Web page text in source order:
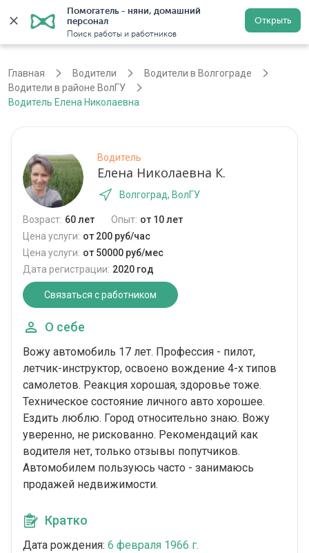
Помогатель - няни, домашний
персонал
Поиск работы и работников
Открыть
Волгоград Регистрация
Главная Водители
Водители в Волгограде
Водители в районе ВолГУ
Водитель Елена Николаевна
Водитель
Елена Николаевна К.
Волгоград, ВолГУ
Возраст: 60 лет Опыт: от 10 лет
Цена услуги: от 200 руб/час
Цена услуги: от 50000 руб/мес
Дата регистрации: 2020 год
Связаться с работником
О себе
Вожу автомобиль 17 лет. Профессия - пилот,
летчик-инструктор, освоено вождение 4-х типов
самолетов. Реакция хорошая, здоровье тоже.
Техническое состояние личного авто хорошее.
Ездить люблю. Город относительно знаю. Вожу
уверенно, не рискованно. Рекомендаций как
водителя нет, только отзывы попутчиков.
Автомобилем пользуюсь часто - занимаюсь
продажей недвижимости.
Кратко
Дата рождения: 6 февраля 1966 г.